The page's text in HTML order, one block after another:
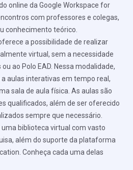
online da Google Workspace for
com professores e colegas,
conhecimento teórico.
a possibilidade de realizar
virtual, sem a necessidade
ao Polo EAD. Nessa modalidade,
aulas interativas em tempo real,
sala de aula física. As aulas são
qualificados, além de ser oferecido
sempre que necessário.
biblioteca virtual com vasto
além do suporte da plataforma
Conheça cada uma delas